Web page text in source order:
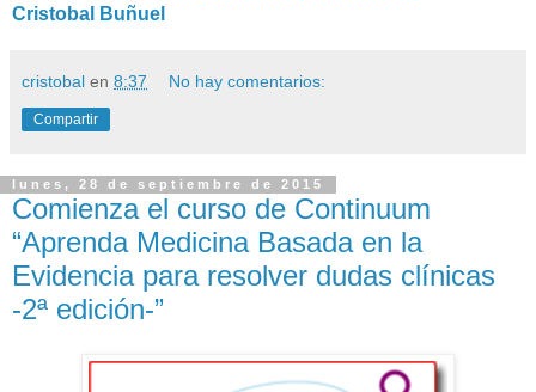
Cristobal Buñuel
cristobal en 8:37 No hay comentarios:
Compartir
lunes, 28 de septiembre de 2015
Comienza el curso de Continuum
“Aprenda Medicina Basada en la
Evidencia para resolver dudas clínicas
-2ª edición-”